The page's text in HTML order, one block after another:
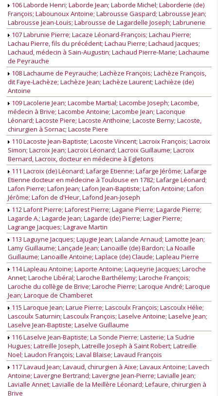
106 Laborde Henri; Laborde Jean; Laborde Michel; Laborderie (de)
François; Labounoux Antoine; Labrousse Gaspard; Labrousse Jean;
Labrousse Jean-Louis; Labrousse de Lagardelle Joseph; Labrunerie
107 Labrunie Pierre; Lacaze Léonard-François; Lachau Pierre;
Lachau Pierre, fils du précédent; Lachau Pierre; Lachaud Jacques;
Lachaud, médecin à Sain-Augustin; Lachaud Pierre-Marie; Lachaume
de Peyrauche
108 Lachaume de Peyrauche; Lachèze François; Lachèze François,
dit Faye-Lachèze; Lachèze Jean; Lachèze Laurent; Lachièze (de)
Antoine
109 Lacolerie Jean; Lacombe Martial; Lacombe Joseph; Lacombe,
médecin à Brive; Lacombe Antoine; Lacombe Jean; Laconque
Léonard; Lacoste Piere; Lacoste Anthoine; Lacoste Berny; Lacoste,
chirurgien à Sornac; Lacoste Piere
110 Lacoste Jean-Baptiste; Lacoste Vincent; Lacroix François; Lacroix
Simon; Lacroix Jean; Lacroix Léonard; Lacroix Guillaume; Lacroix
Bernard, Lacroix, docteur en médecine à Egletons
111 Lacroix (de) Léonard; Lafarge Etienne; Lafarge Jérôme; Lafarge
Etienne docteur en médecine à Toulouse en 1782; Lafarge Léonard;
Lafon Pierre; Lafon Jean; Lafon Jean-Baptiste; Lafon Antoine; Lafon
Jérôme; Lafon de d'Heur, Lafond Jean-Joseph
112 Lafont Pierre; Laforest Pierre; Lagane Pierre; Lagarde Pierre;
Lagarde A.; Lagarde Jean; Lagarde (de) Pierre; Lagier Pierre;
Lagrange Jacques; Lagrave Martin
113 Laguyne Jacques; Lajugie Jean; Lalande Arnaud; Lamotte Jean;
Lamy Guillaume; Lançade Jean; Lanoaille (de) Bardon; La Noaille
Guillaume; Lanoaille Antoine; Laplace (de) Claude; Lapleau Pierre
114 Lapleau Antoine; Laporte Antoine; Laqueyrie Jacques; Laroche
Annet; Laroche Libéral; Laroche Barthélemy; Laroche François;
Laroche du collège de Brive; Laroche Pierre; Laroque André; Laroque
Jean; Laroque de Chamberet
115 Laroque Jean; Larue Pierre; Lascoulx François; Lascoulx Hélie;
Lascoulx Saturnin; Lascoulx François; Laselve Antoine; Laselve Jean;
Laselve Jean-Baptiste; Laselve Guillaume
116 Laselve Jean-Baptiste; La Sonde Pierre; Lasterie; La Sudrie
Hugues; Latreille Joseph, Latreille Joseph à Saint Robert; Latreille
Noel; Laudon François; Laval Blaise; Lavaud François
117 Lavaud Jean; Lavaud, chirurgien à Aixe; Lavaux Antoine; Lavech
Antoine; Lavergne Bertrand; Lavergne Jean-Pierre; Lavialle Jean;
Lavialle Annet; Lavialle de la Meillère Léonard; Lefaure, chirurgien à
Brive